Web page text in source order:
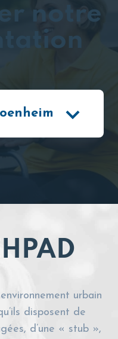
notre
urbain
disposent de
d’une « stub »,